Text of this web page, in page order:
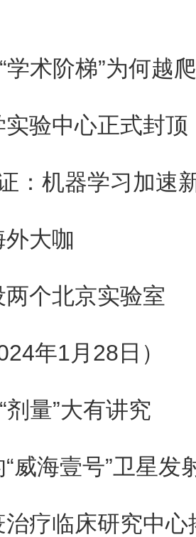
记支持申报入口：
信息（请查看
表和年度发展
术阶梯”为何越
验中心正式封顶
大咖
个北京实验室
年1月28日）
剂量”大有讲究
威海壹号”卫星发
疗临床研究中心